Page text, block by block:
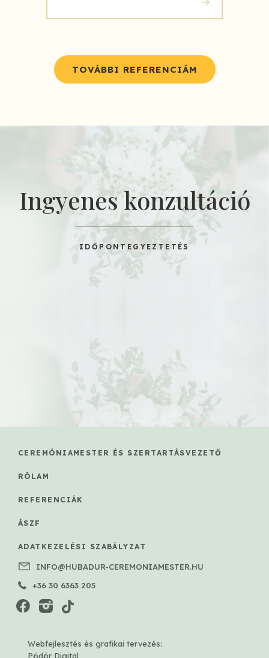
TOVÁBBI REFERENCIÁM
Ingyenes konzultáció
IDŐPONTEGYEZTETÉS
CEREMÓNIAMESTER ÉS SZERTARTÁSVEZETŐ
RÓLAM
REFERENCIÁK
ÁSZF
ADATKEZELÉSI SZABÁLYZAT
INFO@HUBADUR-CEREMONIAMESTER.HU
+36 30 6363 205
Webfejlesztés és grafikai tervezés:
Pödör Digital